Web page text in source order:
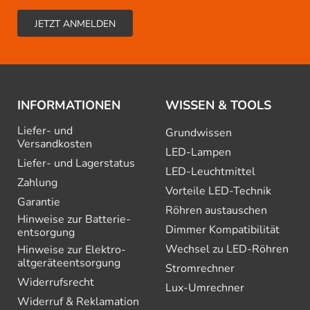
INFORMATIONEN
Liefer- und
Versandkosten
Liefer- und Lagerstatus
Zahlung
Garantie
Hinweise zur Batterie­
entsorgung
Hinweise zur Elektro­
altgeräte­entsorgung
Widerrufsrecht
Widerruf & Reklamation
WISSEN & TOOLS
Grundwissen
LED-Lampen
LED-Leuchtmittel
Vorteile LED-Technik
Röhren austauschen
Dimmer Kompatibilität
Wechsel zu LED-Röhren
Stromrechner
Lux-Umrechner